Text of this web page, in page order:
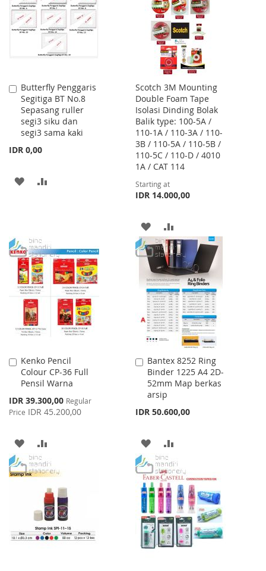
LIST LIST
Butterfly Penggaris
Segitiga BT No.8
Sepasang ruller
segi3 siku dan
segi3 sama kaki
IDR 0,00
Add
to
Cart
ADD
LIST
Scotch 3M Mounting
Double Foam Tape
Isolasi Dinding Bolak
Balik type: 100-5A /
110-1A / 110-3A / 110-
3B / 110-5A / 110-5B /
110-5C / 110-D / 4010
1A / CAT 114
Starting at
IDR 14.000,00
ADD
TO
WISH
LIST
TO
COMPARE
Kenko Pencil
Colour CP-36 Full
Pensil Warna
Special
Price
IDR 39.300,00 Regular
Price IDR 45.200,00
Add
to
Cart
ADD
TO
TO
Bantex 8252 Ring
Binder 1225 A4 2D-
52mm Map berkas
arsip
IDR 50.600,00
Add
to
Cart
ADD
TO
WISH
LIST
TO
COMPARE